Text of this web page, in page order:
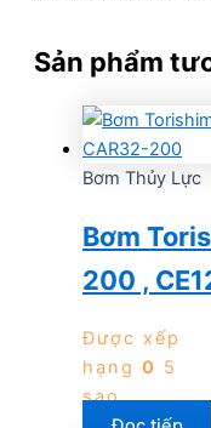
Sản phẩm
Bơm Thủy Lực
Bơm
200 ,
Được xếp
hạng 0 5
sao